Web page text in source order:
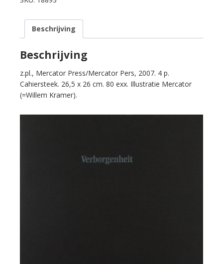
Beschrijving
Beschrijving
z.pl., Mercator Press/Mercator Pers, 2007. 4 p.
Cahiersteek. 26,5 x 26 cm. 80 exx. Illustratie Mercator
(=Willem Kramer).